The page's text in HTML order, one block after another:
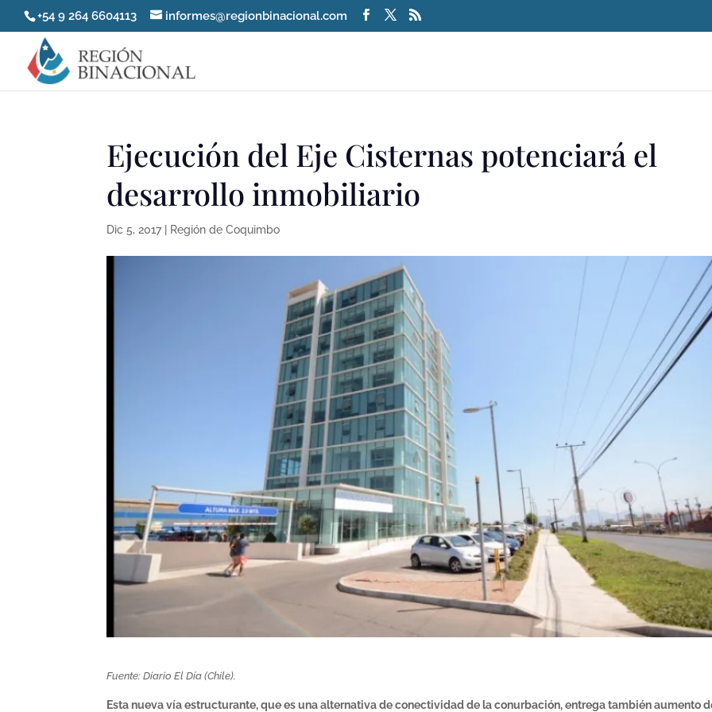
+54 9 264 6604113 informes@regionbinacional.com
Ejecución del Eje Cisternas potenciará el
desarrollo inmobiliario
Dic 5, 2017| Región de Coquimbo
Fuente: Diario El Día (Chile).
Esta nueva vía estructurante, que es una alternativa de conectividad de la conurbación, entrega también aumento